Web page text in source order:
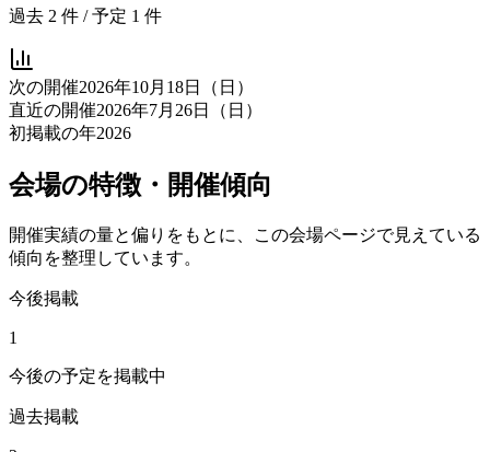
過去 2 件 / 予定 1 件
次の開催2026年10月18日（日）
直近の開催2026年7月26日（日）
初掲載の年2026
会場の特徴・開催傾向
開催実績の量と偏りをもとに、この会場ページで見えている
傾向を整理しています。
今後掲載
1
今後の予定を掲載中
過去掲載